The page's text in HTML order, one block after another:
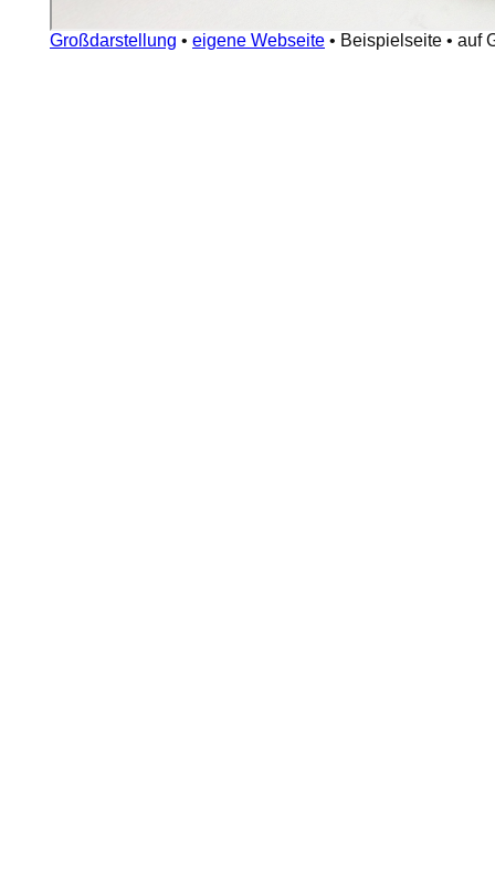
Großdarstellung • eigene Webseite • Beispielseite • auf